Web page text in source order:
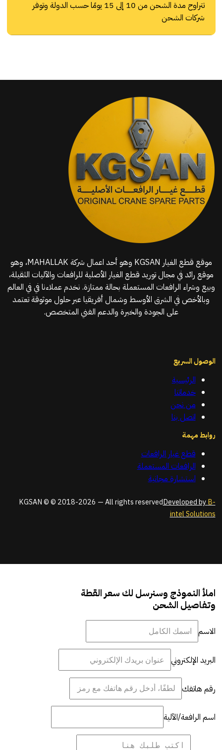
تتراوح مدة الشحن من 10 إلى 15 يومًا حسب الدولة وتوفر
شركات الشحن
موقع قطع الغيار KGSAN وهو أحد اعمال شركة MAHALLAK، وهو
موقع رائد في مجال توريد قطع الغيار الأصلية للرافعات والآليات الثقيلة،
وبيع وشراء الرافعات المستعملة بحالة ممتازة. نخدم عملاءنا في في العالم
وبالأخص في الشرق الأوسط وشمال أفريقيا عبر حلول موثوقة تعتمد
على الجودة والخبرة والدعم الفني المتخصص.
الوصول السريع
الرئيسية
خدماتنا
من نحن
اتصل بنا
روابط مهمة
قطع غيار الرافعات
الرافعات المستعملة
استشارة مجانية
KGSAN © © 2018-2026 — All rights reservedDeveloped byB-
intel Solutions
املأ النموذج وسنرسل لك سعر القطة
وتفاصيل الشحن
الاسم
البريد الإلكتروني
رقم هاتفك
اسم الرافعة/الآلية